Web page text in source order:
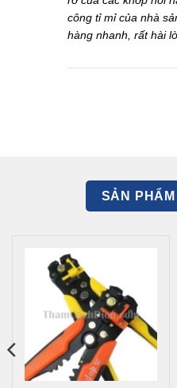
công tỉ mỉ của nhà
hàng nhanh, rất hài
SẢN